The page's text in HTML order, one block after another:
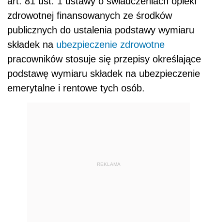
zdrowotnej finansowanych ze środków
publicznych do ustalenia podstawy wymiaru
składek na ubezpieczenie zdrowotne
pracowników stosuje się przepisy określające
podstawę wymiaru składek na ubezpieczenie
emerytalne i rentowe tych osób.
REKLAMA